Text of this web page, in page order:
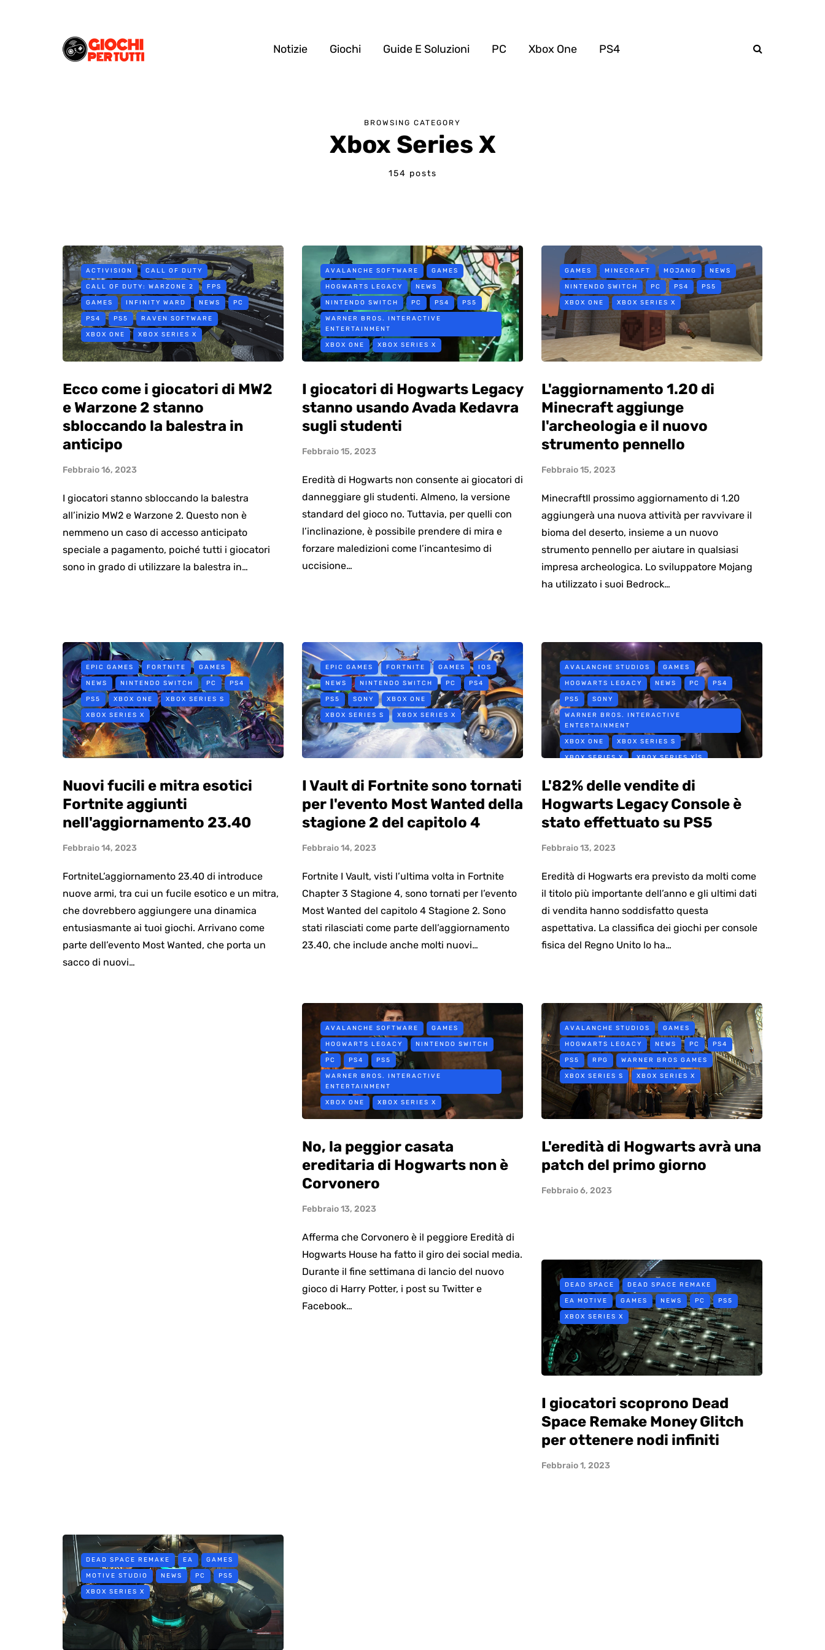
Notizie Giochi Guide E Soluzioni PC Xbox One PS4
BROWSING CATEGORY
Xbox Series X
154 posts
ACTIVISION CALL OF DUTY
CALL OF DUTY: WARZONE 2 FPS
GAMES INFINITY WARD NEWS PC
PS4 PS5 RAVEN SOFTWARE
XBOX ONE XBOX SERIES X
Ecco come i giocatori di MW2
e Warzone 2 stanno
sbloccando la balestra in
anticipo
Febbraio 16, 2023
I giocatori stanno sbloccando la balestra
all’inizio MW2 e Warzone 2. Questo non è
nemmeno un caso di accesso anticipato
speciale a pagamento, poiché tutti i giocatori
sono in grado di utilizzare la balestra in…
AVALANCHE SOFTWARE GAMES
HOGWARTS LEGACY NEWS
NINTENDO SWITCH PC PS4 PS5
WARNER BROS. INTERACTIVE
ENTERTAINMENT
XBOX ONE XBOX SERIES X
I giocatori di Hogwarts Legacy
stanno usando Avada Kedavra
sugli studenti
Febbraio 15, 2023
Eredità di Hogwarts non consente ai giocatori di
danneggiare gli studenti. Almeno, la versione
standard del gioco no. Tuttavia, per quelli con
l’inclinazione, è possibile prendere di mira e
forzare maledizioni come l’incantesimo di
uccisione…
GAMES MINECRAFT MOJANG NEWS
NINTENDO SWITCH PC PS4 PS5
XBOX ONE XBOX SERIES X
L'aggiornamento 1.20 di
Minecraft aggiunge
l'archeologia e il nuovo
strumento pennello
Febbraio 15, 2023
MinecraftIl prossimo aggiornamento di 1.20
aggiungerà una nuova attività per ravvivare il
bioma del deserto, insieme a un nuovo
strumento pennello per aiutare in qualsiasi
impresa archeologica. Lo sviluppatore Mojang
ha utilizzato i suoi Bedrock…
EPIC GAMES FORTNITE GAMES
NEWS NINTENDO SWITCH PC PS4
PS5 XBOX ONE XBOX SERIES S
XBOX SERIES X
Nuovi fucili e mitra esotici
Fortnite aggiunti
nell'aggiornamento 23.40
Febbraio 14, 2023
FortniteL’aggiornamento 23.40 di introduce
nuove armi, tra cui un fucile esotico e un mitra,
che dovrebbero aggiungere una dinamica
entusiasmante ai tuoi giochi. Arrivano come
parte dell’evento Most Wanted, che porta un
sacco di nuovi…
EPIC GAMES FORTNITE GAMES IOS
NEWS NINTENDO SWITCH PC PS4
PS5 SONY XBOX ONE
XBOX SERIES S XBOX SERIES X
I Vault di Fortnite sono tornati
per l'evento Most Wanted della
stagione 2 del capitolo 4
Febbraio 14, 2023
Fortnite I Vault, visti l’ultima volta in Fortnite
Chapter 3 Stagione 4, sono tornati per l’evento
Most Wanted del capitolo 4 Stagione 2. Sono
stati rilasciati come parte dell’aggiornamento
23.40, che include anche molti nuovi…
AVALANCHE STUDIOS GAMES
HOGWARTS LEGACY NEWS PC PS4
PS5 SONY
WARNER BROS. INTERACTIVE
ENTERTAINMENT
XBOX ONE XBOX SERIES S
XBOX SERIES X XBOX SERIES X|S
L'82% delle vendite di
Hogwarts Legacy Console è
stato effettuato su PS5
Febbraio 13, 2023
Eredità di Hogwarts era previsto da molti come
il titolo più importante dell’anno e gli ultimi dati
di vendita hanno soddisfatto questa
aspettativa. La classifica dei giochi per console
fisica del Regno Unito lo ha…
AVALANCHE SOFTWARE GAMES
HOGWARTS LEGACY NINTENDO SWITCH
PC PS4 PS5
WARNER BROS. INTERACTIVE
ENTERTAINMENT
XBOX ONE XBOX SERIES X
No, la peggior casata
ereditaria di Hogwarts non è
Corvonero
Febbraio 13, 2023
Afferma che Corvonero è il peggiore Eredità di
Hogwarts House ha fatto il giro dei social media.
Durante il fine settimana di lancio del nuovo
gioco di Harry Potter, i post su Twitter e
Facebook…
AVALANCHE STUDIOS GAMES
HOGWARTS LEGACY NEWS PC PS4
PS5 RPG WARNER BROS GAMES
XBOX SERIES S XBOX SERIES X
L'eredità di Hogwarts avrà una
patch del primo giorno
Febbraio 6, 2023
DEAD SPACE DEAD SPACE REMAKE
EA MOTIVE GAMES NEWS PC PS5
XBOX SERIES X
I giocatori scoprono Dead
Space Remake Money Glitch
per ottenere nodi infiniti
Febbraio 1, 2023
DEAD SPACE REMAKE EA GAMES
MOTIVE STUDIO NEWS PC PS5
XBOX SERIES X